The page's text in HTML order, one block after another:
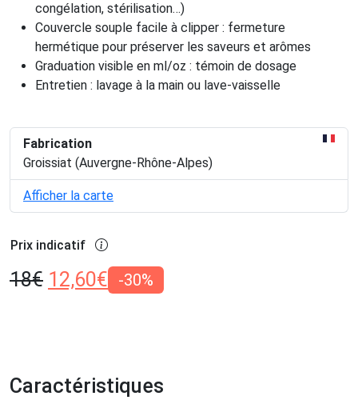
congélation, stérilisation…)
Couvercle souple facile à clipper : fermeture
hermétique pour préserver les saveurs et arômes
Graduation visible en ml/oz : témoin de dosage
Entretien : lavage à la main ou lave-vaisselle
Fabrication
Groissiat (Auvergne-Rhône-Alpes)
Afficher la carte
Prix indicatif
18€ 12,60€ -30%
Caractéristiques